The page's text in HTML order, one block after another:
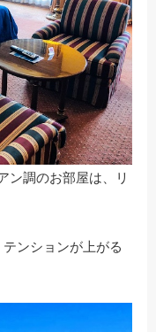
ン調のお部屋は、リ
ンションが上がる